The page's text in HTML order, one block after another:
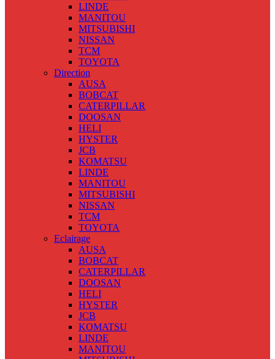
LINDE
MANITOU
MITSUBISHI
NISSAN
TCM
TOYOTA
Direction
AUSA
BOBCAT
CATERPILLAR
DOOSAN
HELI
HYSTER
JCB
KOMATSU
LINDE
MANITOU
MITSUBISHI
NISSAN
TCM
TOYOTA
Eclairage
AUSA
BOBCAT
CATERPILLAR
DOOSAN
HELI
HYSTER
JCB
KOMATSU
LINDE
MANITOU